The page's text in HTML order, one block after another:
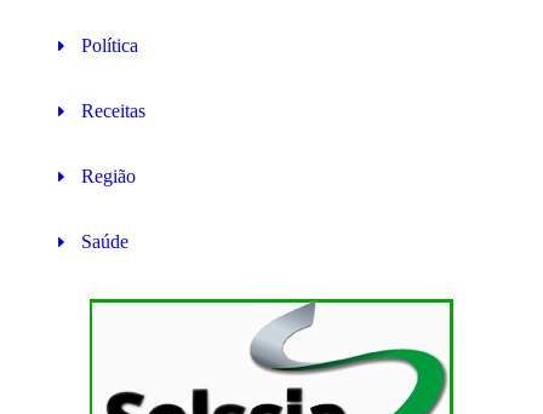
Política
Receitas
Região
Saúde